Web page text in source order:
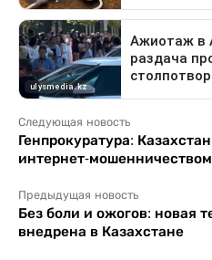
Следующая новость
Генпрокуратура:
интернет-мошенничеством
Предыдущая новость
Без боли и ожогов: новая
внедрена в Казахстане